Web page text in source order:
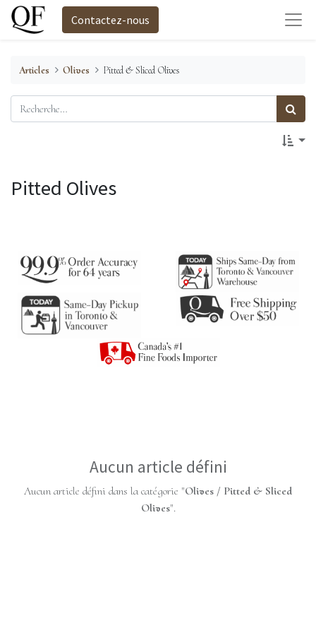
Contactez-nous
Articles Olives Pitted & Sliced Olives
Pitted Olives
Aucun article défini
Aucun article défini dans la catégorie "Olives / Pitted & Sliced
Olives".